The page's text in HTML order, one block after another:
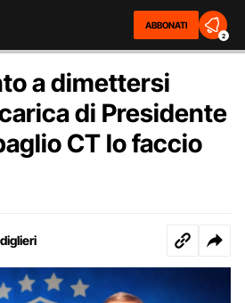
ABBONATI
2
a dimettersi
di Presidente
CT lo faccio